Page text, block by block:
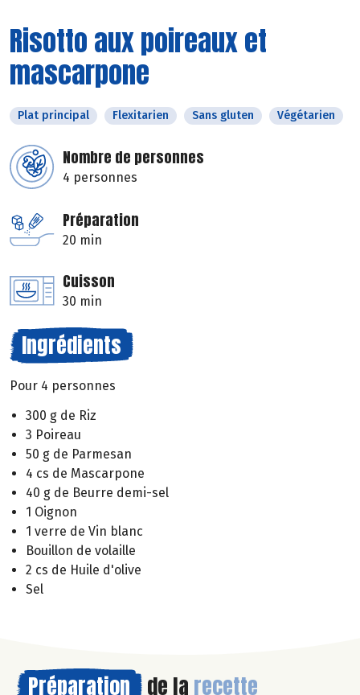
Risotto aux poireaux et
mascarpone
Plat principal Flexitarien Sans gluten Végétarien
Nombre de personnes
4 personnes
Préparation
20 min
Cuisson
30 min
Ingrédients
Pour 4 personnes
300 g de Riz
3 Poireau
50 g de Parmesan
4 cs de Mascarpone
40 g de Beurre demi-sel
1 Oignon
1 verre de Vin blanc
Bouillon de volaille
2 cs de Huile d'olive
Sel
Préparation de la recette